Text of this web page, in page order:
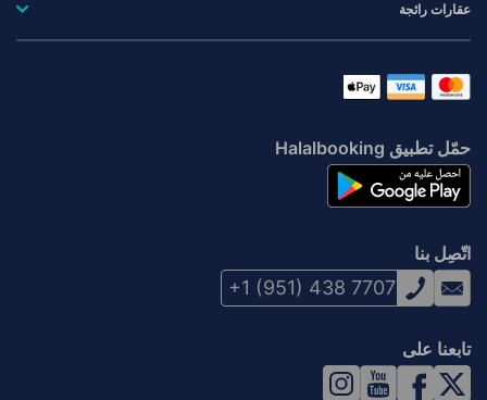
عقارات رائجة
حمّل تطبيق Halalbooking
اتّصِل بنا
+1 (951) 438 7707
تابعنا على